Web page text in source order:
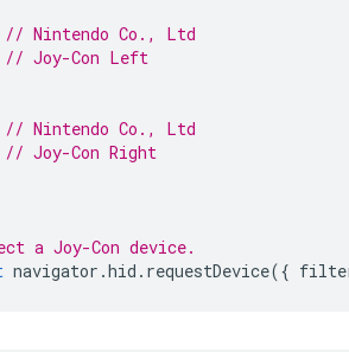
// Nintendo Co., Ltd
// Joy-Con Left
// Nintendo Co., Ltd
// Joy-Con Right
a Joy-Con device.
navigator .hid . requestDevice({